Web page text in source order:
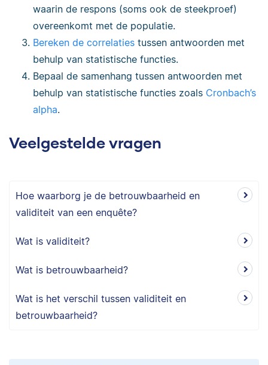
waarin de respons (soms ook de steekproef)
overeenkomt met de populatie.
Bereken de correlaties tussen antwoorden met
behulp van statistische functies.
Bepaal de samenhang tussen antwoorden met
behulp van statistische functies zoals Cronbach’s
alpha.
Veelgestelde vragen
Hoe waarborg je de betrouwbaarheid en
validiteit van een enquête?
Wat is validiteit?
Wat is betrouwbaarheid?
Wat is het verschil tussen validiteit en
betrouwbaarheid?